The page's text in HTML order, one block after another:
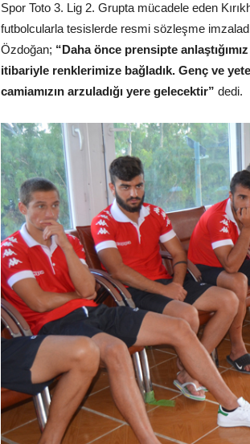
Spor Toto 3. Lig 2. Grupta mücadele eden
futbolcularla tesislerde resmi sözleşme
Özdoğan; “Daha önce prensipte
itibariyle renklerimize bağladık. Genç ve
camiamızın arzuladığı yere gelecektir” dedi.